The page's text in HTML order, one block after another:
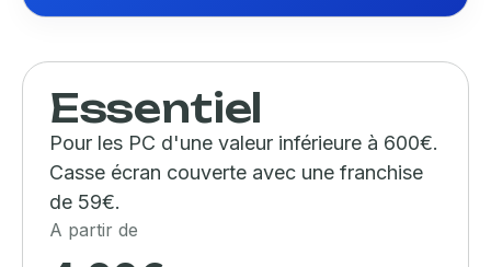
Essentiel
Pour les PC d'une valeur inférieure à 600€.
Casse écran couverte avec une franchise
de 59€.
A partir de